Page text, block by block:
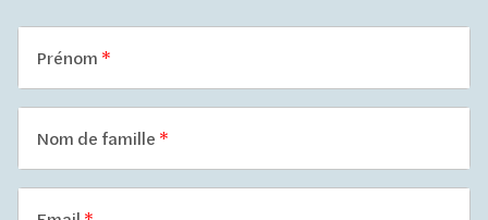
Prénom
Nom de famille